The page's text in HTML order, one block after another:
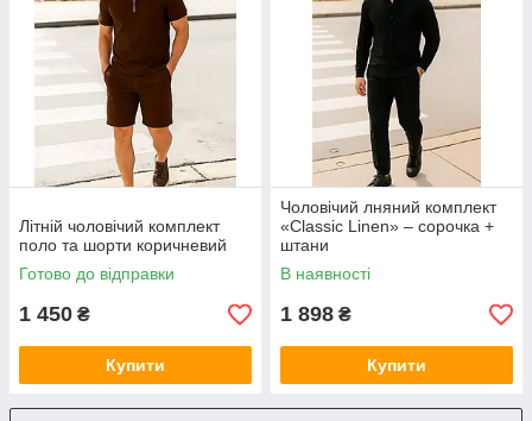
Літній чоловічий комплект
поло та шорти коричневий
Готово до відправки
1 450 ₴
Купити
Чоловічий лняний комплект
«Classic Linen» – сорочка +
штани
В наявності
1 898 ₴
Купити